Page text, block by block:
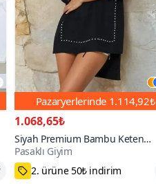
Pazaryerlerinde 1.114,92₺
1.068,65₺
Siyah Premium Bambu Keten
Kumaş Uzun Kollu İnci Süslemeli
Terletmez Tunik Bluz
Pasaklı Giyim
75₺ Kupon Fırsatı